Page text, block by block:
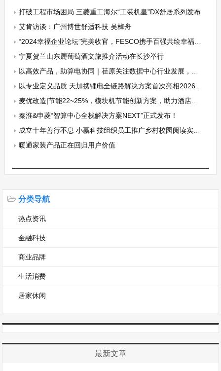
打破工程市场困局 三菱重工海尔“工装机皇”DX舒居系列发布
艾肯访谈：广州博世舒适科技 吴棹舟
“2024幸福企业论坛”完美收官，FESCO携手百强共绘幸福企业新篇章
宁夏贺兰山东麓葡萄酒文旅推介活动在长沙举行
以高效产品，助算电协同｜荏原关注数据中心行业发展，参加冷却节能技术应用发展论坛
以专业定义品质 天加携锂电全链路解决方案首次亮相2026 CIBF
麦优改造|节能22~25%，模块机节能创新方案，助力酒店业降本增效！
秦淮&申菱“智算中心全栈解决方案NEXT”正式发布！
成立十年善行不息 小赢科技组织员工推广乡村校园阅读实践共创
暖通家装产品正在回归用户价值
分类导航
热点资讯
金融科技
商业品牌
生活消费
居家休闲
最新文章